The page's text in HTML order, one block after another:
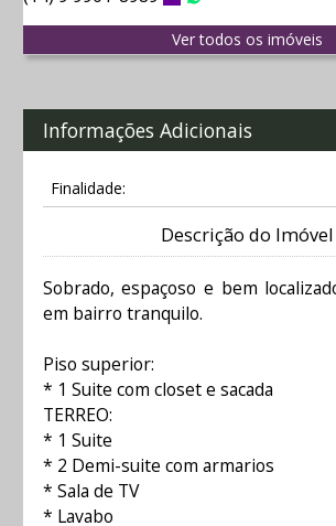
Ver todos os imóveis
Informações Adicionais
Finalidade:
Descrição do Imóvel
Sobrado, espaçoso e bem
em bairro tranquilo.
Piso superior:
* 1 Suite com closet e sacada
TERREO:
* 1 Suite
* 2 Demi-suite com armarios
* Sala de TV
* Lavabo